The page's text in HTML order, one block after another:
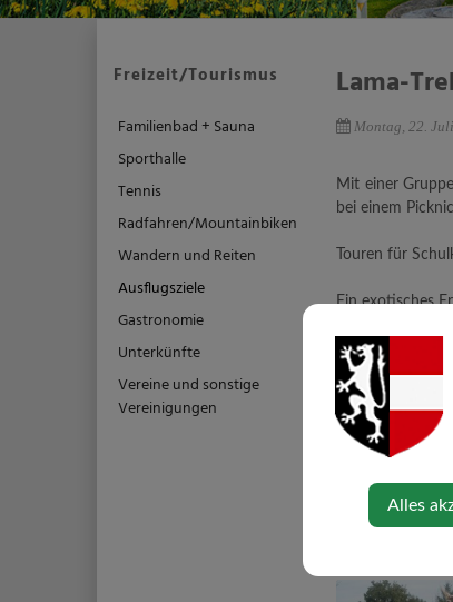
Lama-
Montag, 22.
Mit einer
bei einem
Touren für
Ein exotisches
Beliebtes
sehen mehr als
Information,
Lamafarm
Email:
Homepage:
Freizeit/Tourismus
Familienbad + Sauna
Sporthalle
Tennis
Radfahren/Mountainbiken
Wandern und Reiten
Ausflugsziele
Gastronomie
Unterkünfte
Vereine und sonstige
Vereinigungen
Alles